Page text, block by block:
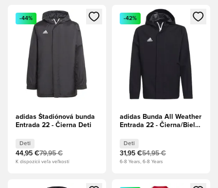
Otvorí modál na prihlásenie alebo registráciu ako člen
-44%
adidas Štadiónová bunda
Entrada 22 - Čierna Deti
Deti
44,95 €79,95 €
K dispozícii veľa veľkostí
Otvorí modál na prihlásenie
-42%
adidas Bunda All Weather
Entrada 22 - Čierna/Biela
Deti
31,95 €54,95 €
6-8 Years, 6-8 Years